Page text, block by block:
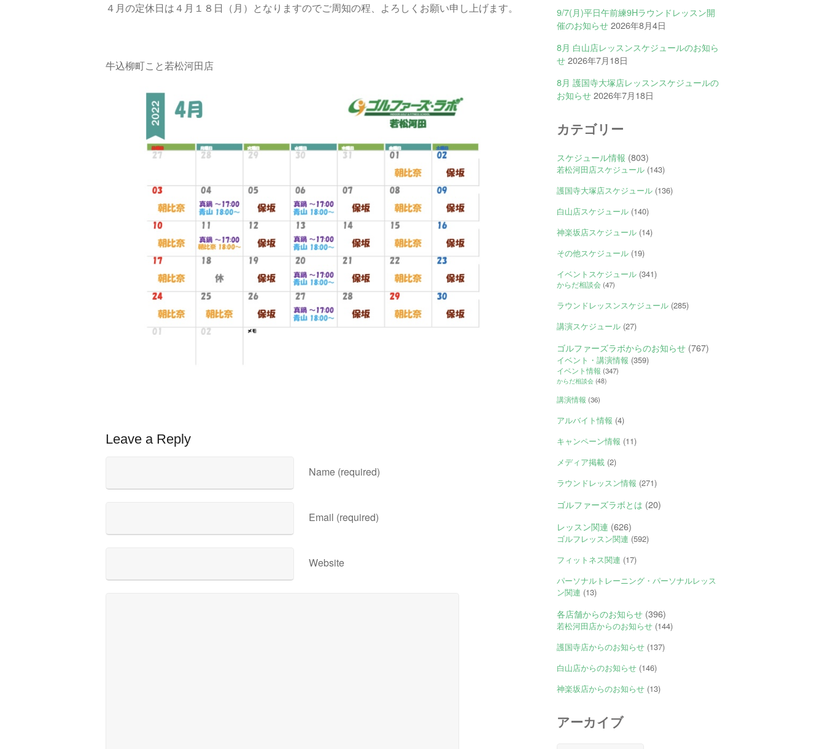
４月の定休日は４月１８日（月）となりますのでご周知の程、よろしくお願い申し上げます。
牛込柳町こと若松河田店
Leave a Reply
Name (required)
Email (required)
Website
9/7(月)平日午前練9Hラウンドレッスン開
催のお知らせ2026年8月4日
8月 白山店レッスンスケジュールのお知ら
せ2026年7月18日
8月 護国寺大塚店レッスンスケジュールの
お知らせ2026年7月18日
カテゴリー
スケジュール情報 (803)
若松河田店スケジュール (143)
護国寺大塚店スケジュール (136)
白山店スケジュール (140)
神楽坂店スケジュール (14)
その他スケジュール (19)
イベントスケジュール (341)
からだ相談会 (47)
ラウンドレッスンスケジュール (285)
講演スケジュール (27)
ゴルファーズラボからのお知らせ (767)
イベント・講演情報 (359)
イベント情報 (347)
からだ相談会 (48)
講演情報 (36)
アルバイト情報 (4)
キャンペーン情報 (11)
メディア掲載 (2)
ラウンドレッスン情報 (271)
ゴルファーズラボとは (20)
レッスン関連 (626)
ゴルフレッスン関連 (592)
フィットネス関連 (17)
パーソナルトレーニング・パーソナルレッス
ン関連 (13)
各店舗からのお知らせ (396)
若松河田店からのお知らせ (144)
護国寺店からのお知らせ (137)
白山店からのお知らせ (146)
神楽坂店からのお知らせ (13)
アーカイブ